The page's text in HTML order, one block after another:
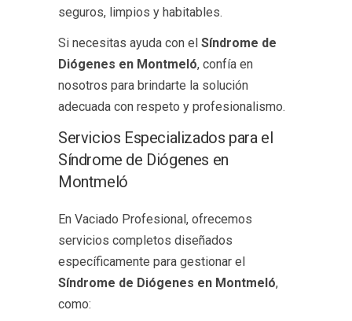
seguros, limpios y habitables.
Si necesitas ayuda con el Síndrome de
Diógenes en Montmeló, confía en
nosotros para brindarte la solución
adecuada con respeto y profesionalismo.
Servicios Especializados para el
Síndrome de Diógenes en
Montmeló
En Vaciado Profesional, ofrecemos
servicios completos diseñados
específicamente para gestionar el
Síndrome de Diógenes en Montmeló,
como: